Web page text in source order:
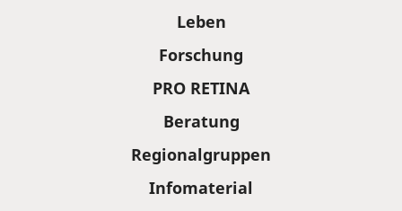
Leben
Forschung
PRO RETINA
Beratung
Regionalgruppen
Infomaterial